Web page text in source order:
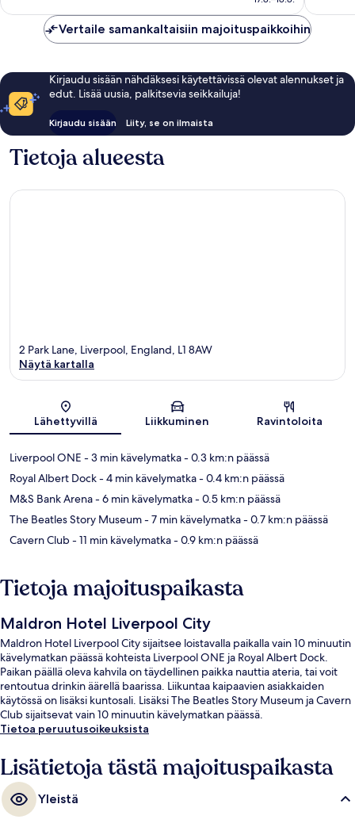
Vertaile samankaltaisiin majoituspaikkoihin
Kirjaudu sisään nähdäksesi käytettävissä olevat alennukset ja
edut. Lisää uusia, palkitsevia seikkailuja!
Kirjaudu sisään Liity, se on ilmaista
Tietoja alueesta
Kartta
2 Park Lane, Liverpool, England, L1 8AW
Näytä kartalla
Lähettyvillä Liikkuminen Ravintoloita
Liverpool ONE - 3 min kävelymatka- 0.3 km:n päässä
Royal Albert Dock- 4 min kävelymatka- 0.4 km:n päässä
M&S Bank Arena- 6 min kävelymatka- 0.5 km:n päässä
The Beatles Story Museum- 7 min kävelymatka- 0.7 km:n päässä
Cavern Club- 11 min kävelymatka- 0.9 km:n päässä
Tietoja majoituspaikasta
Maldron Hotel Liverpool City
Maldron Hotel Liverpool City sijaitsee loistavalla paikalla vain 10 minuutin
kävelymatkan päässä kohteista Liverpool ONE ja Royal Albert Dock.
Paikan päällä oleva kahvila on täydellinen paikka nauttia ateria, tai voit
rentoutua drinkin äärellä baarissa. Liikuntaa kaipaavien asiakkaiden
käytössä on lisäksi kuntosali. Lisäksi The Beatles Story Museum ja Cavern
Club sijaitsevat vain 10 minuutin kävelymatkan päässä.
Tietoa peruutusoikeuksista
Lisätietoja tästä majoituspaikasta
Yleistä